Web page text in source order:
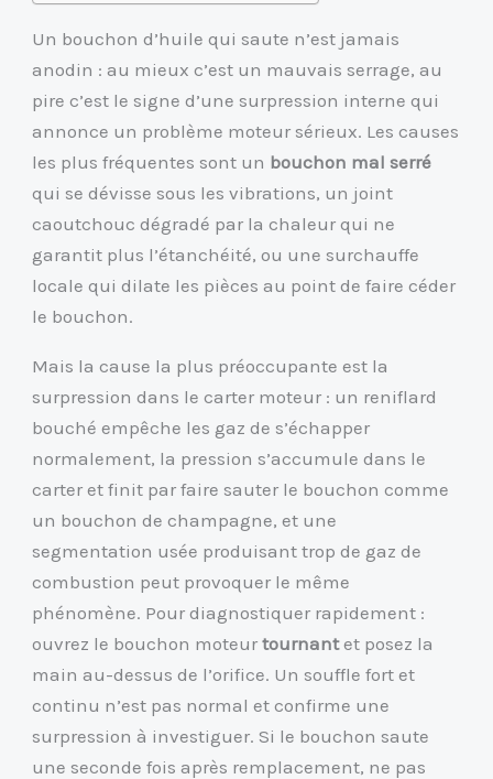
Un bouchon d’huile qui saute n’est jamais
anodin : au mieux c’est un mauvais serrage, au
pire c’est le signe d’une surpression interne qui
annonce un problème moteur sérieux. Les causes
les plus fréquentes sont un bouchon mal serré
qui se dévisse sous les vibrations, un joint
caoutchouc dégradé par la chaleur qui ne
garantit plus l’étanchéité, ou une surchauffe
locale qui dilate les pièces au point de faire céder
le bouchon.
Mais la cause la plus préoccupante est la
surpression dans le carter moteur : un reniflard
bouché empêche les gaz de s’échapper
normalement, la pression s’accumule dans le
carter et finit par faire sauter le bouchon comme
un bouchon de champagne, et une
segmentation usée produisant trop de gaz de
combustion peut provoquer le même
phénomène. Pour diagnostiquer rapidement :
ouvrez le bouchon moteurtournantet posez la
main au-dessus de l’orifice. Un souffle fort et
continu n’est pas normal et confirme une
surpression à investiguer. Si le bouchon saute
une seconde fois après remplacement, ne pas